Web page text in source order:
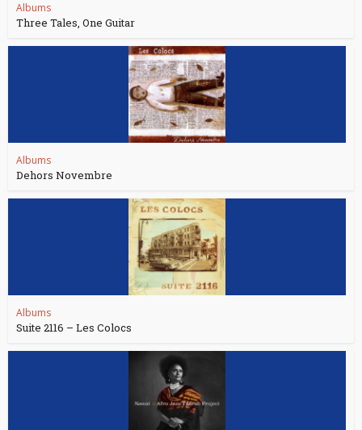
Albums
Three Tales, One Guitar
Albums
Dehors Novembre
Albums
Suite 2116 – Les Colocs